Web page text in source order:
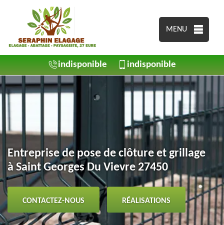
MENU
indisponible indisponible
Entreprise de pose de clôture et grillage
à Saint Georges Du Vievre 27450
CONTACTEZ-NOUS RÉALISATIONS